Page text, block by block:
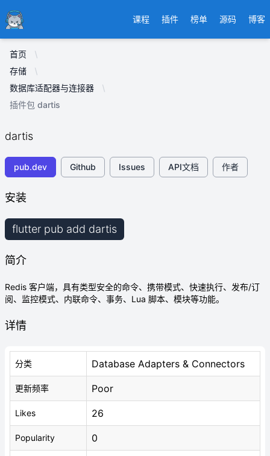
Ducafecat 课程 插件 榜单 源码 博客
首页
存储
数据库适配器与连接器
插件包 dartis
dartis
pub.dev Github Issues API文档 作者
安装
flutter pub add dartis
简介
Redis 客户端，具有类型安全的命令、携带模式、快速执行、发布/订
阅、监控模式、内联命令、事务、Lua 脚本、模块等功能。
详情
分类 Database Adapters & Connectors
更新频率 Poor
Likes 26
Popularity 0